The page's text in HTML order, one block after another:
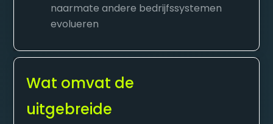
naarmate andere bedrijfssystemen
evolueren
Wat omvat de
uitgebreide